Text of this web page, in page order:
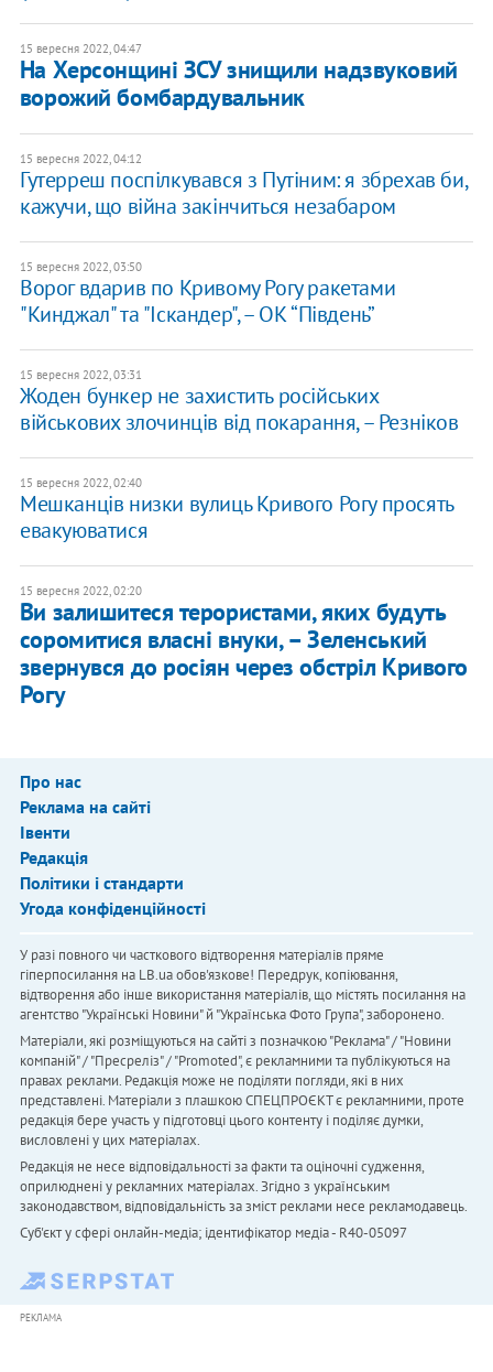
15 вересня 2022, 04:47
На Херсонщині ЗСУ знищили надзвуковий
ворожий бомбардувальник
15 вересня 2022, 04:12
Гутерреш поспілкувався з Путіним: я збрехав би,
кажучи, що війна закінчиться незабаром
15 вересня 2022, 03:50
Ворог вдарив по Кривому Рогу ракетами
"Кинджал" та "Іскандер", – ОК “Південь”
15 вересня 2022, 03:31
Жоден бункер не захистить російських
військових злочинців від покарання, – Резніков
15 вересня 2022, 02:40
Мешканців низки вулиць Кривого Рогу просять
евакуюватися
15 вересня 2022, 02:20
Ви залишитеся терористами, яких будуть
соромитися власні внуки, – Зеленський
звернувся до росіян через обстріл Кривого
Рогу
Про нас
Реклама на сайті
Івенти
Редакція
Політики і стандарти
Угода конфіденційності
У разі повного чи часткового відтворення матеріалів пряме
гіперпосилання на LB.ua обов'язкове! Передрук, копіювання,
відтворення або інше використання матеріалів, що містять посилання на
агентство "Українськi Новини" й "Українська Фото Група", заборонено.
Матеріали, які розміщуються на сайті з позначкою "Реклама" / "Новини
компаній" / "Пресреліз" / "Promoted", є рекламними та публікуються на
правах реклами. Редакція може не поділяти погляди, які в них
представлені. Матеріали з плашкою СПЕЦПРОЄКТ є рекламними, проте
редакція бере участь у підготовці цього контенту і поділяє думки,
висловлені у цих матеріалах.
Редакція не несе відповідальності за факти та оціночні судження,
оприлюднені у рекламних матеріалах. Згідно з українським
законодавством, відповідальність за зміст реклами несе рекламодавець.
Cуб'єкт у сфері онлайн-медіа; ідентифікатор медіа - R40-05097
РЕКЛАМА